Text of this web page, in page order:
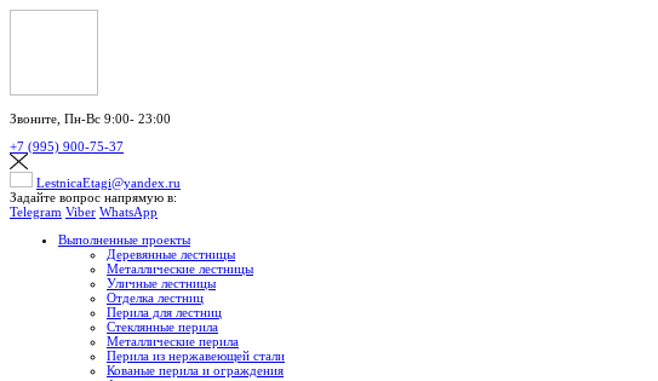
Звоните, Пн-Вс 9:00- 23:00
+7 (995) 900-75-37
LestnicaEtagi@yandex.ru
Задайте вопрос напрямую в:
Telegram Viber WhatsApp
Выполненные проекты
Деревянные лестницы
Металлические лестницы
Уличные лестницы
Отделка лестниц
Перила для лестниц
Стеклянные перила
Металлические перила
Перила из нержавеющей стали
Кованые перила и ограждения